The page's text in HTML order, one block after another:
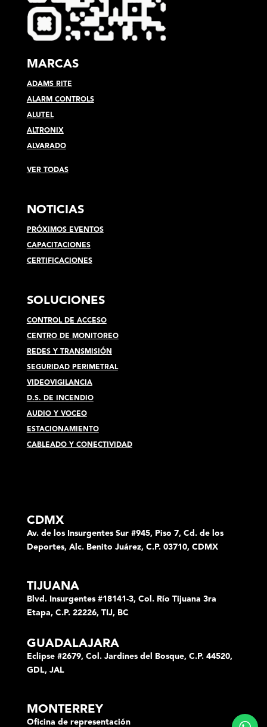
MARCAS
ADAMS RITE
ALARM CONTROLS
ALUTEL
ALTRONIX
ALVARADO
VER TODAS
NOTICIAS
PRÓXIMOS EVENTOS
CAPACITACIONES
CERTIFICACIONES
SOLUCIONES
CONTROL DE ACCESO
CENTRO DE MONITOREO
REDES Y TRANSMISIÓN
SEGURIDAD PERIMETRAL
VIDEOVIGILANCIA
D.S. DE INCENDIO
AUDIO Y VOCEO
ESTACIONAMIENTO
CABLEADO Y CONECTIVIDAD
CDMX
Av. de los Insurgentes Sur #945, Piso 7, Cd. de los
Deportes, Alc. Benito Juárez, C.P. 03710, CDMX
TIJUANA
Blvd. Insurgentes #18141-3, Col. Río Tijuana 3ra
Etapa, C.P. 22226, TIJ, BC
GUADALAJARA
Eclipse #2679, Col. Jardines del Bosque, C.P. 44520,
GDL, JAL
MONTERREY
Oficina de representación